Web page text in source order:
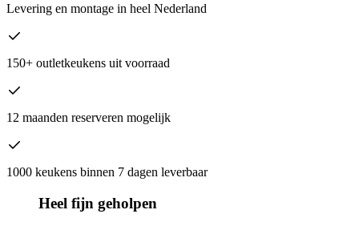
Levering en montage in heel Nederland
150+ outletkeukens uit voorraad
12 maanden reserveren mogelijk
1000 keukens binnen 7 dagen leverbaar
Heel fijn geholpen